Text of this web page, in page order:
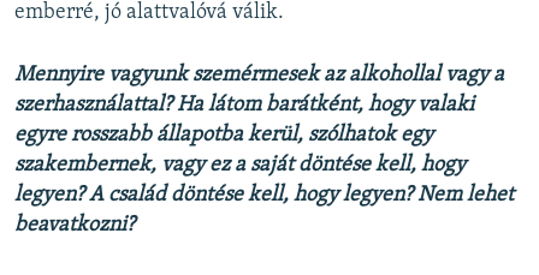
emberré, jó alattvalóvá válik.
Mennyire vagyunk szemérmesek az alkohollal vagy a
szerhasználattal? Ha látom barátként, hogy valaki
egyre rosszabb állapotba kerül, szólhatok egy
szakembernek, vagy ez a saját döntése kell, hogy
legyen? A család döntése kell, hogy legyen? Nem lehet
beavatkozni?